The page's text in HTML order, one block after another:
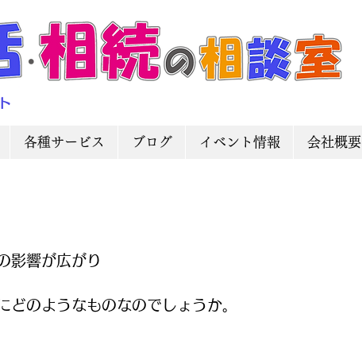
各種サービス ブログ イベント情報 会社概要
影響が広がり
のようなものなのでしょうか。